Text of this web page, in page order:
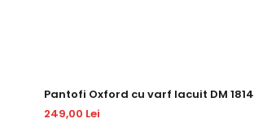
Pantofi Oxford cu varf lacuit DM 1814
249,00 Lei